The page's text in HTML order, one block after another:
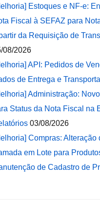
Estoques e NF-e:
Fiscal à SEFAZ para
da Requisição de
08/2026
API: Pedidos de
de Entrega e
Administração:
Status da Nota Fiscal na
03/08/2026
Compras: Alteração
em Lote para
de Cadastro de